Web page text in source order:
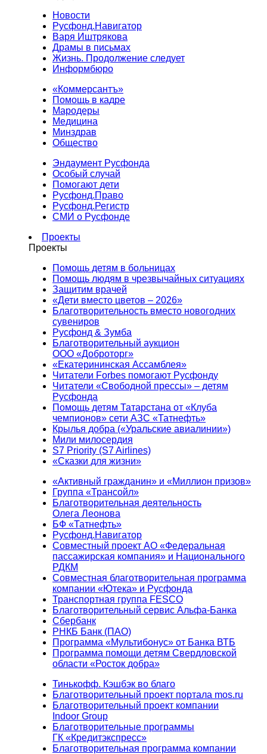
Новости
Русфонд.Навигатор
Варя Иштрякова
Драмы в письмах
Жизнь. Продолжение следует
Информбюро
«Коммерсантъ»
Помощь в кадре
Мародеры
Медицина
Минздрав
Общество
Эндаумент Русфонда
Особый случай
Помогают дети
Русфонд.Право
Русфонд.Регистр
СМИ о Русфонде
Проекты
Проекты
Помощь детям в больницах
Помощь людям в чрезвычайных ситуациях
Защитим врачей
«Дети вместо цветов – 2026»
Благотворительность вместо новогодних
сувениров
Русфонд & Зумба
Благотворительный аукцион
ООО «Доброторг»
«Екатерининская Ассамблея»
Читатели Forbes помогают Русфонду
Читатели «Свободной прессы» – детям
Русфонда
Помощь детям Татарстана от «Клуба
чемпионов» сети АЗС «Татнефть»
Крылья добра («Уральские авиалинии»)
Мили милосердия
S7 Priority (S7 Airlines)
«Сказки для жизни»
«Активный гражданин» и «Миллион призов»
Группа «Трансойл»
Благотворительная деятельность
Олега Леонова
БФ «Татнефть»
Русфонд.Навигатор
Совместный проект АО «Федеральная
пассажирская компания» и Национального
РДКМ
Совместная благотворительная программа
компании «Ютека» и Русфонда
Транспортная группа FESCO
Благотворительный сервис Альфа-Банка
Сбербанк
РНКБ Банк (ПАО)
Программа «Мультибонус» от Банка ВТБ
Программа помощи детям Свердловской
области «Росток добра»
Тинькофф. Кэшбэк во благо
Благотворительный проект портала mos.ru
Благотворительный проект компании
Indoor Group
Благотворительные программы
ГК «Кредитэкспресс»
Благотворительная программа компании